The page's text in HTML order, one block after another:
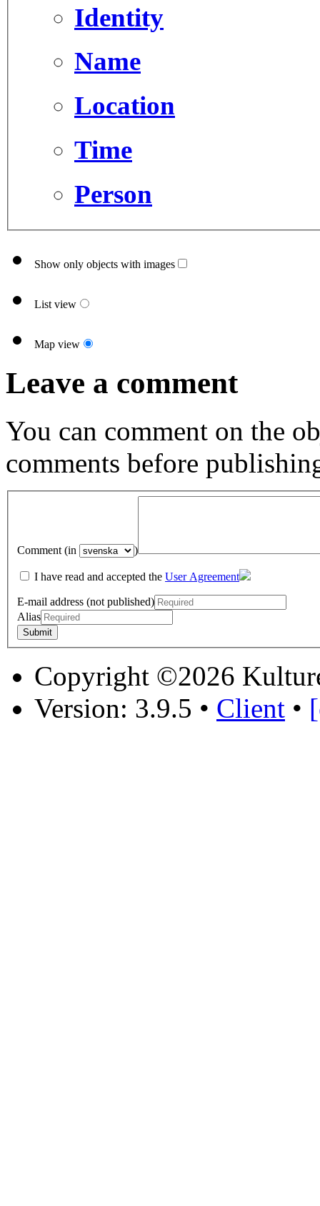
Identity
Name
Location
Time
Person
Show only objects with images
List view
Map view
Leave a comment
You can comment on the
comments before
Comment (in )
I have read and accepted the User Agreement
E-mail address (not published)
Alias
Copyright ©2026
Version: 3.9.5 • Client •